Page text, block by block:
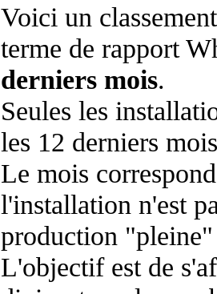
Voici un
terme de rapport
derniers mois.
Seules les
les 12 derniers
Le mois
l'installation n'est
production "pleine"
L'objectif est de